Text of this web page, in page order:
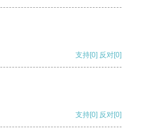
支持[0] 反对[0]
支持[0] 反对[0]